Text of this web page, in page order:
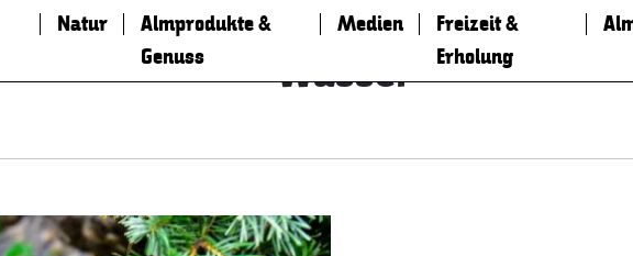
Natur
Almprodukte &
Genuss
Medien
Freizeit &
Erholung
Wasser